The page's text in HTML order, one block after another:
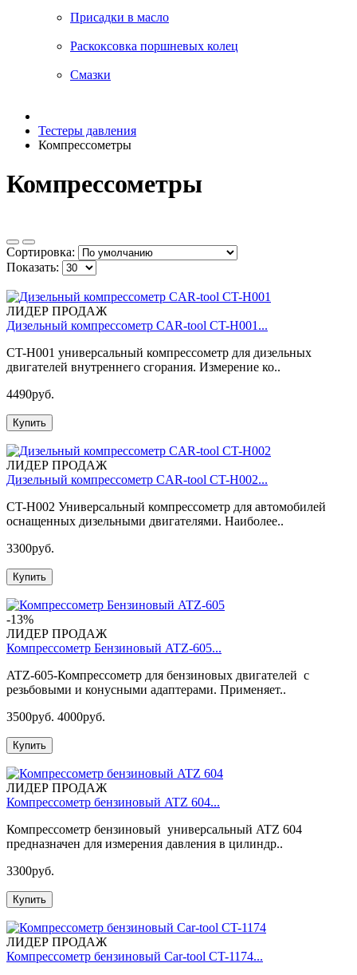
Присадки в масло
Раскоксовка поршневых колец
Смазки
Тестеры давления
Компрессометры
Компрессометры
Сортировка:
Показать:
ЛИДЕР ПРОДАЖ
Дизельный компрессометр CAR-tool CT-H001...
CT-H001 универсальный компрессометр для дизельных
двигателей внутреннего сгорания. Измерение ко..
4490руб.
Купить
ЛИДЕР ПРОДАЖ
Дизельный компрессометр CAR-tool CT-H002...
CT-H002 Универсальный компрессометр для автомобилей
оснащенных дизельными двигателями. Наиболее..
3300руб.
Купить
-13%
ЛИДЕР ПРОДАЖ
Компрессометр Бензиновый ATZ-605...
ATZ-605-Компрессометр для бензиновых двигателей с
резьбовыми и конусными адаптерами. Применяет..
3500руб. 4000руб.
Купить
ЛИДЕР ПРОДАЖ
Компрессометр бензиновый ATZ 604...
Компрессометр бензиновый универсальный ATZ 604
предназначен для измерения давления в цилиндр..
3300руб.
Купить
ЛИДЕР ПРОДАЖ
Компрессометр бензиновый Car-tool CT-1174...